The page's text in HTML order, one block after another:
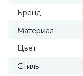
Бренд
Материал
Цвет
Стиль